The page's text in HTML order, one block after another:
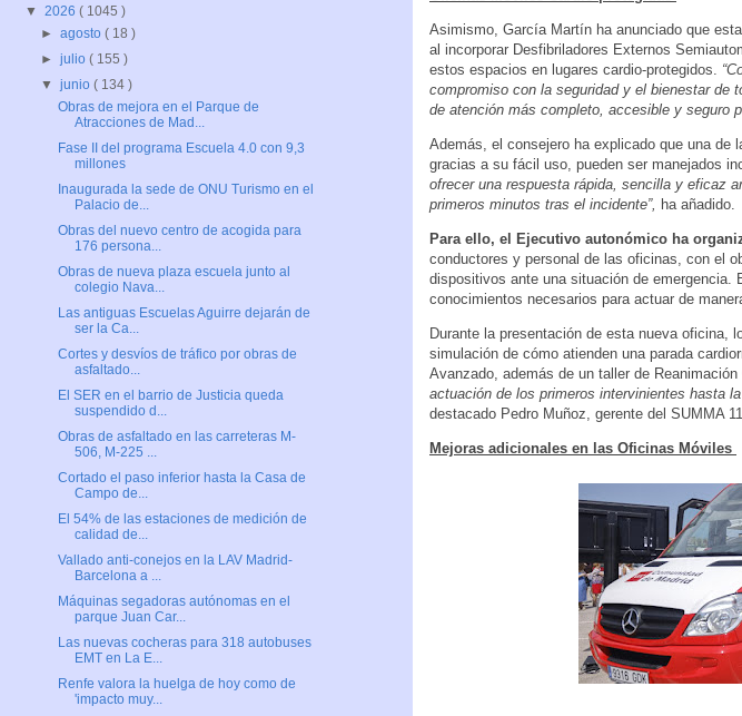
Asimismo, García Martín ha anunciado que
al incorporar Desfibriladores Externos
estos espacios en lugares cardio-protegidos.
compromiso con la seguridad y el bienestar de
de atención más completo, accesible y seguro
Además, el consejero ha explicado que una de
gracias a su fácil uso, pueden ser manejados
ofrecer una respuesta rápida, sencilla y eficaz
primeros minutos tras el incidente”, ha añadido.
Para ello, el Ejecutivo autonómico ha
conductores y personal de las oficinas, con el
dispositivos ante una situación de emergencia.
conocimientos necesarios para actuar de
Durante la presentación de esta nueva oficina,
simulación de cómo atienden una parada
Avanzado, además de un taller de Reanimación
actuación de los primeros intervinientes hasta
destacado Pedro Muñoz, gerente del SUMMA
Mejoras adicionales en las Oficinas Móviles
▼ 2026 ( 1045 )
►agosto( 18 )
►julio( 155 )
▼junio( 134 )
Obras de mejora en el Parque de
Atracciones de Mad...
Fase II del programa Escuela 4.0 con 9,3
millones
Inaugurada la sede de ONU Turismo en el
Palacio de...
Obras del nuevo centro de acogida para
176 persona...
Obras de nueva plaza escuela junto al
colegio Nava...
Las antiguas Escuelas Aguirre dejarán de
ser la Ca...
Cortes y desvíos de tráfico por obras de
asfaltado...
El SER en el barrio de Justicia queda
suspendido d...
Obras de asfaltado en las carreteras M-
506, M-225 ...
Cortado el paso inferior hasta la Casa de
Campo de...
El 54% de las estaciones de medición de
calidad de...
Vallado anti-conejos en la LAV Madrid-
Barcelona a ...
Máquinas segadoras autónomas en el
parque Juan Car...
Las nuevas cocheras para 318 autobuses
EMT en La E...
Renfe valora la huelga de hoy como de
'impacto muy...